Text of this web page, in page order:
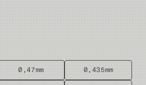
0,47mm 0,435mm